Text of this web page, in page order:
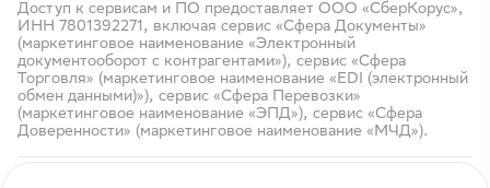
Доступ к сервисам и ПО предоставляет ООО «СберКорус»,
ИНН 7801392271, включая сервис «Сфера Документы»
(маркетинговое наименование «Электронный
документооборот с контрагентами»), сервис «Сфера
Торговля» (маркетинговое наименование «EDI (электронный
обмен данными)»), сервис «Сфера Перевозки»
(маркетинговое наименование «ЭПД»), сервис «Сфера
Доверенности» (маркетинговое наименование «МЧД»).